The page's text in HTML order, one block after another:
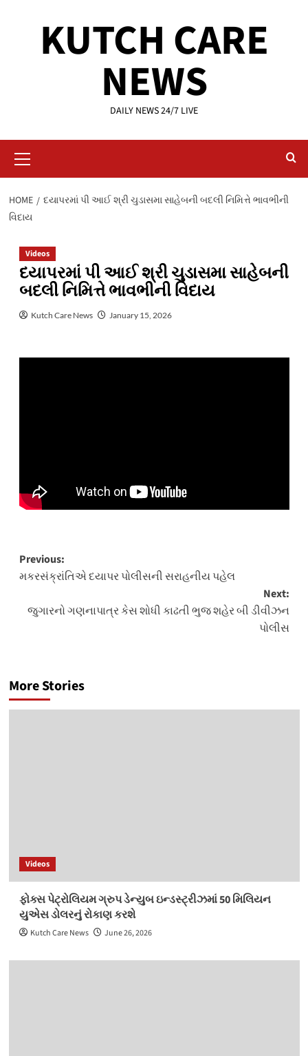
KUTCH CARE
NEWS
DAILY NEWS 24/7 LIVE
Menu
HOME
દયાપરમાં પી આઈ શ્રી ચુડાસમા સાહેબની બદલી નિમિત્તે ભાવભીની
વિદાય
Videos
દયાપરમાં પી આઈ શ્રી ચુડાસમા સાહેબની
બદલી નિમિત્તે ભાવભીની વિદાય
Kutch Care News January 15, 2026
Post
navigation
Previous:
મકરસંક્રાંતિએ દયાપર પોલીસની સરાહનીય પહેલ
Next:
જુગારનો ગણનાપાત્ર કેસ શોધી કાઢતી ભુજ શહેર બી ડીવીઝન
પોલીસ
More Stories
Videos
ફોક્સ પેટ્રોલિયમ ગ્રુપ ડેન્યુબ ઇન્ડસ્ટ્રીઝમાં 50 મિલિયન
યુએસ ડોલરનું રોકાણ કરશે
Kutch Care News June 26, 2026